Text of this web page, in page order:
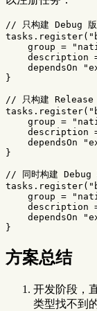
// 只构建 Debug
tasks . register(
group =
description
dependsOn
}
// 只构建 Release
tasks . register(
group =
description
dependsOn
}
// 同时构建 Debug
tasks . register(
group =
description
dependsOn
}
方案总结
开发阶段，
类型找不到